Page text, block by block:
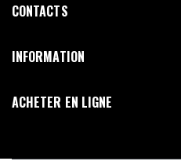
CONTACTS
INFORMATION
ACHETER EN LIGNE